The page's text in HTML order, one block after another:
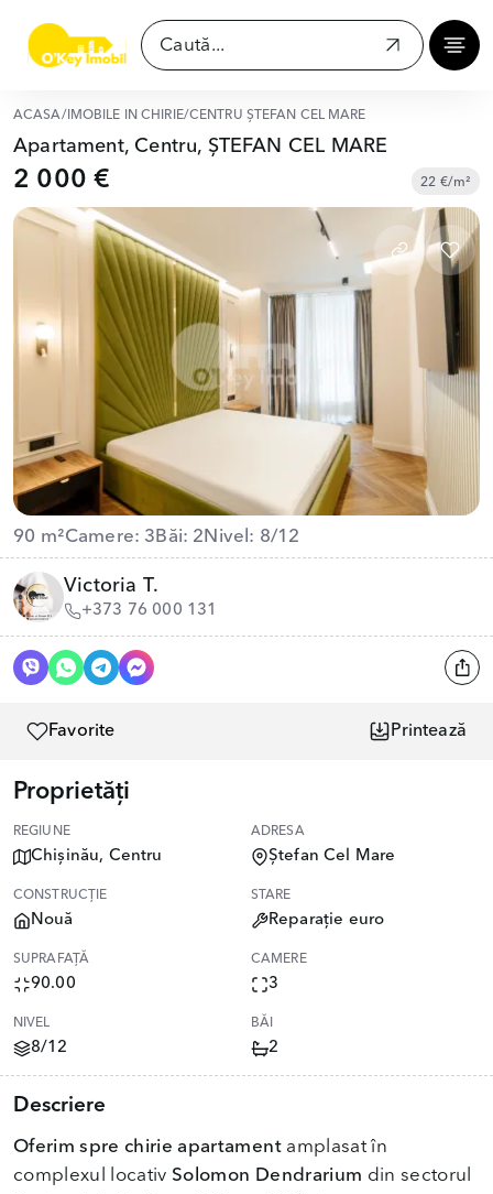
ACASĂ/ IMOBILE ÎN CHIRIE/CENTRU ȘTEFAN CEL MARE
Apartament, Centru, ȘTEFAN CEL MARE
2 000 € 22 €/m²
90 m²Camere: 3 Băi: 2 Nivel: 8/12
Victoria T.
+373 76 000 131
Favorite Printează
Proprietăți
REGIUNE
Chișinău, Centru
ADRESA
Ștefan Cel Mare
CONSTRUCȚIE
Nouă
STARE
Reparație euro
SUPRAFAȚĂ
90.00
CAMERE
3
NIVEL
8/12
BĂI
2
Descriere
Oferim spre chirie apartamentamplasat în
complexul locativSolomon Dendrarium din sectorul